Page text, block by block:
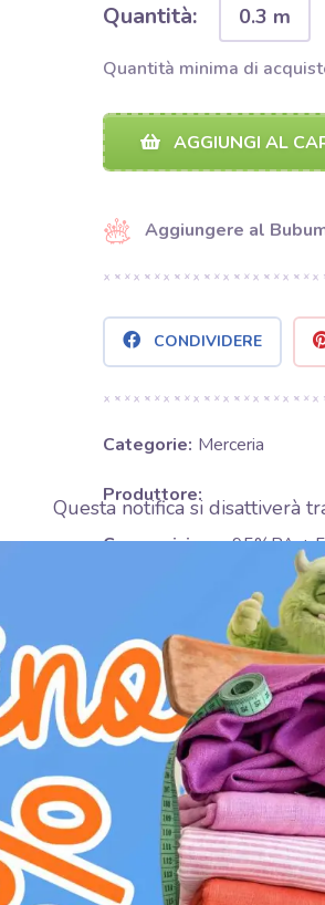
Quantità: 0.3 m
Quantità minima di
AGGIUNGI AL
Aggiungere al
CONDIVIDERE
Categorie: Merceria
Produttore:
Composizione: 95%PA +
Colore: Rosa
Scopri il nostro elastico per
sartoriali. Disponibile in
sua finitura opaca e la
composizione, 95%
resistenza all'usura,
Lycra assicura una perfetta
Questa notifica si disattiverà